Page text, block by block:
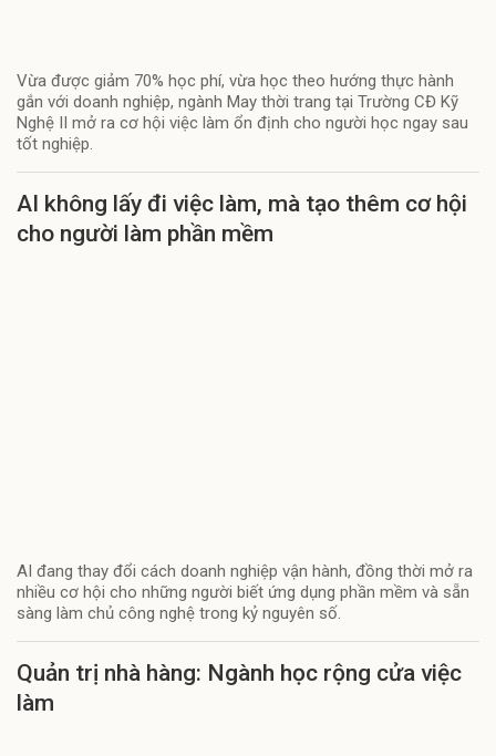
Vừa được giảm 70% học phí, vừa học theo hướng thực hành
gắn với doanh nghiệp, ngành May thời trang tại Trường CĐ Kỹ
Nghệ II mở ra cơ hội việc làm ổn định cho người học ngay sau
tốt nghiệp.
AI không lấy đi việc làm, mà tạo thêm cơ hội
cho người làm phần mềm
AI đang thay đổi cách doanh nghiệp vận hành, đồng thời mở ra
nhiều cơ hội cho những người biết ứng dụng phần mềm và sẵn
sàng làm chủ công nghệ trong kỷ nguyên số.
Quản trị nhà hàng: Ngành học rộng cửa việc
làm